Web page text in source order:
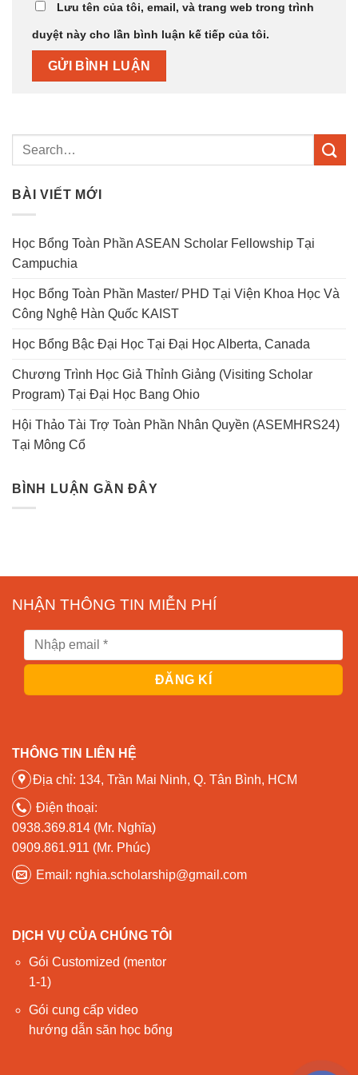
Lưu tên của tôi, email, và trang web trong trình
duyệt này cho lần bình luận kế tiếp của tôi.
BÀI VIẾT MỚI
Học Bổng Toàn Phần ASEAN Scholar Fellowship Tại
Campuchia
Học Bổng Toàn Phần Master/ PHD Tại Viện Khoa Học Và
Công Nghệ Hàn Quốc KAIST
Học Bổng Bậc Đại Học Tại Đại Học Alberta, Canada
Chương Trình Học Giả Thỉnh Giảng (Visiting Scholar
Program) Tại Đại Học Bang Ohio
Hội Thảo Tài Trợ Toàn Phần Nhân Quyền (ASEMHRS24)
Tại Mông Cổ
BÌNH LUẬN GẦN ĐÂY
NHẬN THÔNG TIN MIỄN PHÍ
THÔNG TIN LIÊN HỆ
Địa chỉ: 134, Trần Mai Ninh, Q. Tân Bình, HCM
Điện thoại:
0938.369.814 (Mr. Nghĩa)
0909.861.911 (Mr. Phúc)
Email: nghia.scholarship@gmail.com
DỊCH VỤ CỦA CHÚNG TÔI
Gói Customized (mentor
1-1)
Gói cung cấp video
hướng dẫn săn học bổng